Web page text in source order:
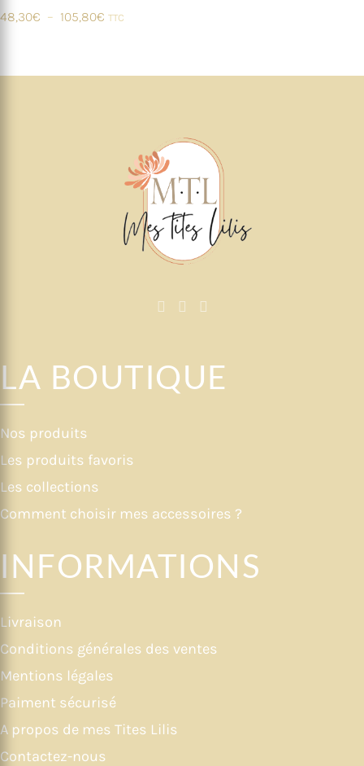
48,30€ – 105,80€ Plage
48,30€
TTC
LA BOUTIQUE
Nos produits
Les produits favoris
Les collections
Comment choisir mes accessoires ?
INFORMATIONS
Livraison
Conditions générales des ventes
Mentions légales
Paiment sécurisé
A propos de mes Tites Lilis
Contactez-nous